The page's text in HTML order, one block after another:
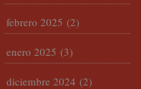
febrero 2025 (2)
enero 2025 (3)
diciembre 2024 (2)